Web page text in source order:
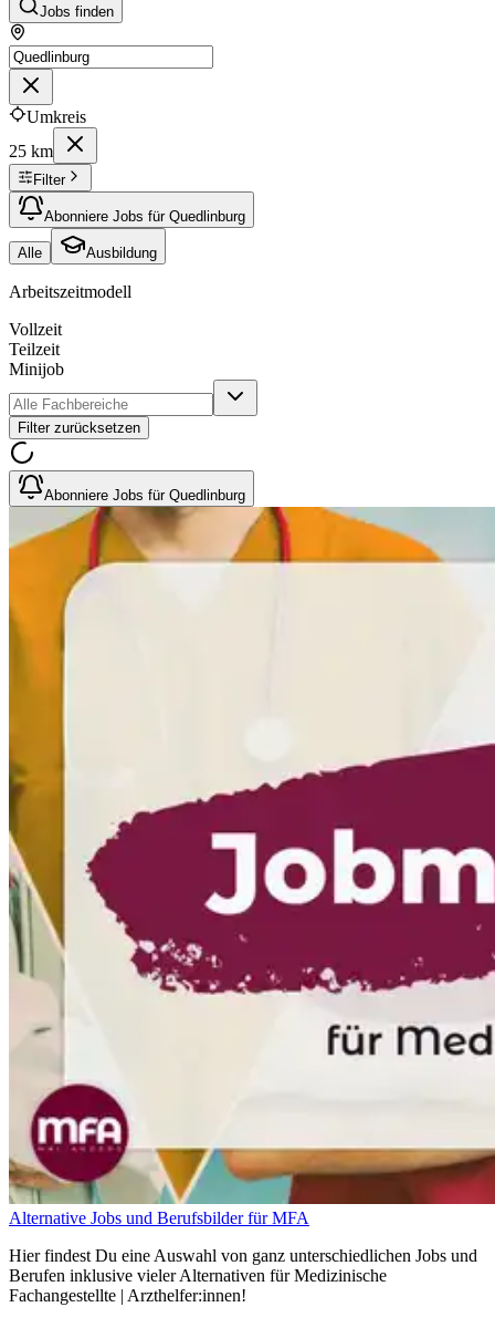
Jobs finden
Umkreis
25 km
Filter
Abonniere Jobs für Quedlinburg
Alle Ausbildung
Arbeitszeitmodell
Vollzeit
Teilzeit
Minijob
Filter zurücksetzen
Abonniere Jobs für Quedlinburg
Alternative Jobs und Berufsbilder für MFA
Hier findest Du eine Auswahl von ganz unterschiedlichen Jobs und
Berufen inklusive vieler Alternativen für Medizinische
Fachangestellte | Arzthelfer:innen!